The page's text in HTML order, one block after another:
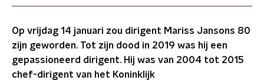
Op vrijdag 14 januari zou dirigent Mariss Jansons 80
zijn geworden. Tot zijn dood in 2019 was hij een
gepassioneerd dirigent. Hij was van 2004 tot 2015
chef-dirigent van het Koninklijk